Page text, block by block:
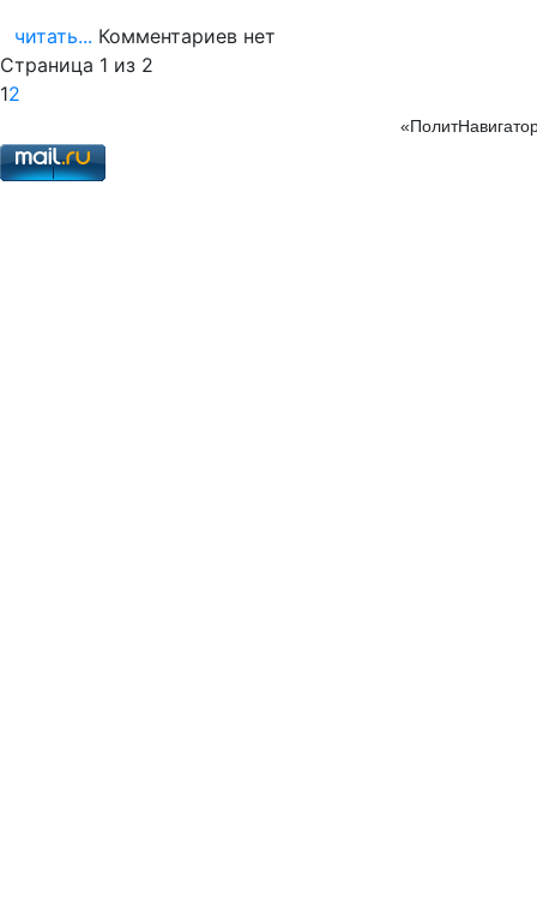
читать... Комментариев нет
Страница 1 из 2
12